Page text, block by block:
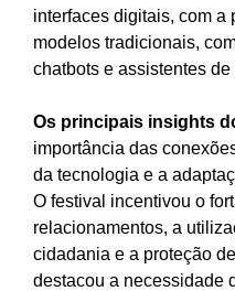
interfaces digitais, com
modelos tradicionais,
chatbots e assistentes de
Os principais insights
importância das
da tecnologia e a
O festival incentivou o
relacionamentos, a
cidadania e a proteção
destacou a necessidade